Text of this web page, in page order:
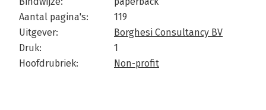
Aantal pagina's:
119
Uitgever:
Borghesi Consultancy BV
Druk:
1
Hoofdrubriek:
Non-profit